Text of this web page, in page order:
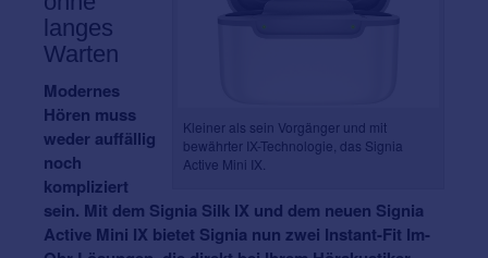
Kleiner als sein Vorgänger und mit
bewährter IX-Technologie, das Signia
Active Mini IX.
langes
Warten
Modernes
Hören muss
weder auffällig
noch
kompliziert
sein. Mit dem Signia Silk IX und dem neuen Signia
Active Mini IX bietet Signia nun zwei Instant-Fit Im-